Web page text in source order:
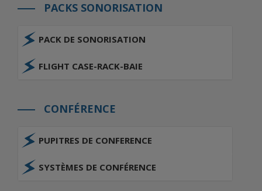
PACKS SONORISATION
PACK DE SONORISATION
FLIGHT CASE-RACK-BAIE
CONFÉRENCE
PUPITRES DE CONFERENCE
SYSTÈMES DE CONFÉRENCE